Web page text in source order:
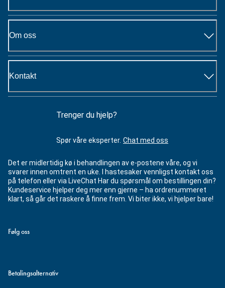
Om oss
Kontakt
Trenger du hjelp?
Spør våre eksperter. Chat med oss
Det er midlertidig kø i behandlingen av e-postene våre, og vi
svarer innen omtrent en uke. I hastesaker vennligst kontakt oss
på telefon eller via LiveChat Har du spørsmål om bestillingen din?
Kundeservice hjelper deg mer enn gjerne – ha ordrenummeret
klart, så går det raskere å finne frem. Vi biter ikke, vi hjelper bare!
Følg oss
Betalingsalternativ